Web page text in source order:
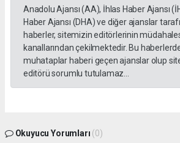
Anadolu Ajansı (AA), İhlas Haber Ajansı
Haber Ajansı (DHA) ve diğer ajanslar
haberler, sitemizin editörlerinin
kanallarından çekilmektedir. Bu
muhataplar haberi geçen ajanslar olup
editörü sorumlu tutulamaz...
Okuyucu Yorumları (0)